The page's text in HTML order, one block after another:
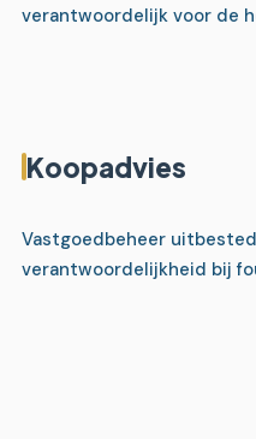
verantwoordelijk voor de
Koopadvies
Vastgoedbeheer
verantwoordelijkheid bij